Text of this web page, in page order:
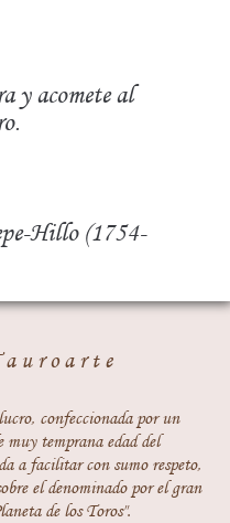
y acomete al
Hillo (1754-
confeccionada por un
temprana edad del
a facilitar con sumo respeto,
el denominado por el gran
de los Toros".